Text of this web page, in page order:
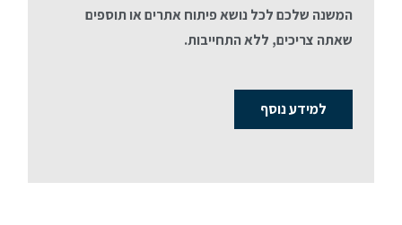
המשנה שלכם לכל נושא פיתוח אתרים או תוספים
שאתה צריכים, ללא התחייבות.
למידע נוסף